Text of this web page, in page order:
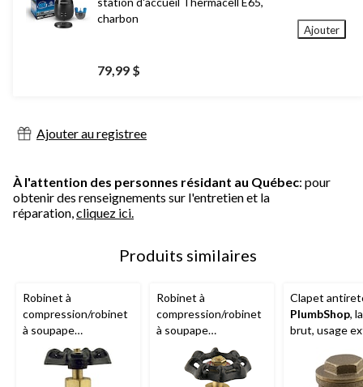
charbon
79,99 $
Ajouter
Ajouter au registree
À l'attention des personnes résidant au Québec: pour
obtenir des renseignements sur l'entretien et la
réparation,cliquez ici.
Produits similaires
Robinet à
compression/robinet
à soupape
PlumbShopen laiton
brut, usage extérieur
et intérieur, tailles
Robinet à
compression/robinet
à soupape
PlumbShopavec
drain, tailles variées
Clapet
PlumbShop,
brut, usage
variées